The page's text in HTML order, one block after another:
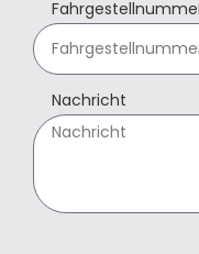
Nachricht